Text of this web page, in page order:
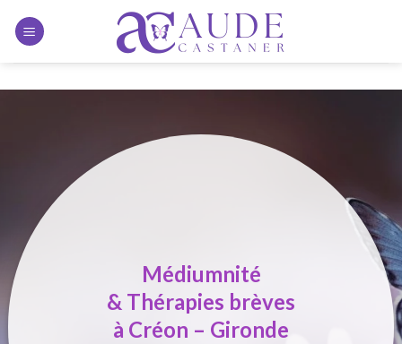
Médiumnité
& Thérapies brèves
à Créon – Gironde